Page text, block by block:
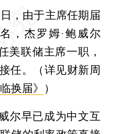
，由于主席任期届
，杰罗姆·鲍威尔
美联储主席一职，
任。（详见财新周
换届》 ）
早已成为中文互